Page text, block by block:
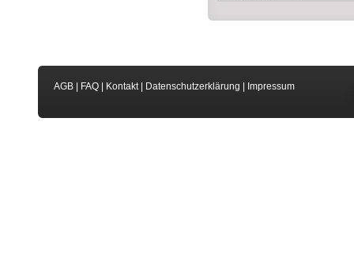
AGB FAQ Kontakt| Datenschutzerklärung Impressum